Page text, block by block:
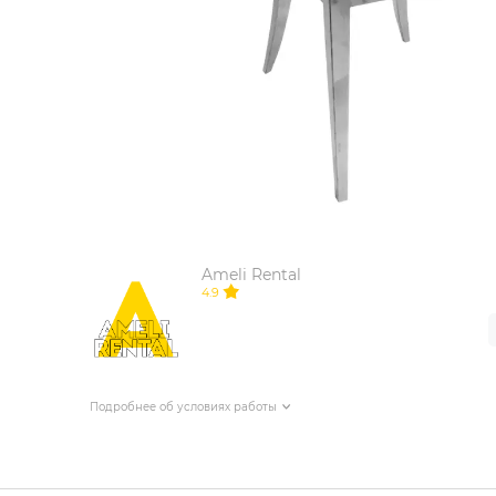
ИЗДЕЛИЯ ДЛЯ КОМФОРТА
ТЕХНИЧЕСКОЕ ОБОРУДОВАНИЕ
Ameli Rental
4.9
Подробнее об условиях работы